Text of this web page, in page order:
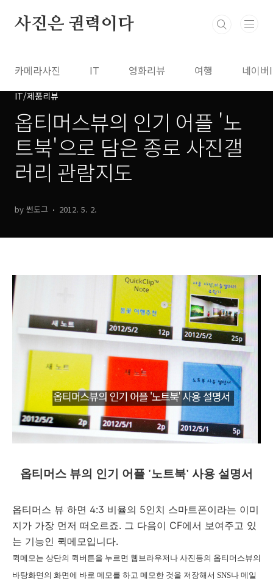
사진은 권력이다
카메라사진 IT 영화리뷰 여행 네이
IT/제품리뷰
옵티머스뷰의 인기 어플 '노
트북'으로 담은 종로 사진갤
러리 관람지도
by 썬도그 2012. 5. 2.
옵티머스 뷰의 인기 어플 '노트북' 사용 설명서
옵티머스 뷰 하면 4:3 비율의 5인치 스마트폰이라는 이미
지가 가장 먼저 떠오르죠. 그 다음이 CF에서 보여주고 있
는 기능인 퀵메모입니다.
퀵메모는 상단의 퀵버튼을 누르면 웹브라우저나 사진등의 옵티머스뷰의
바탕화면의 화면에 바로 메모를 하고 메모한 것을 저장해서 SNS나 메일